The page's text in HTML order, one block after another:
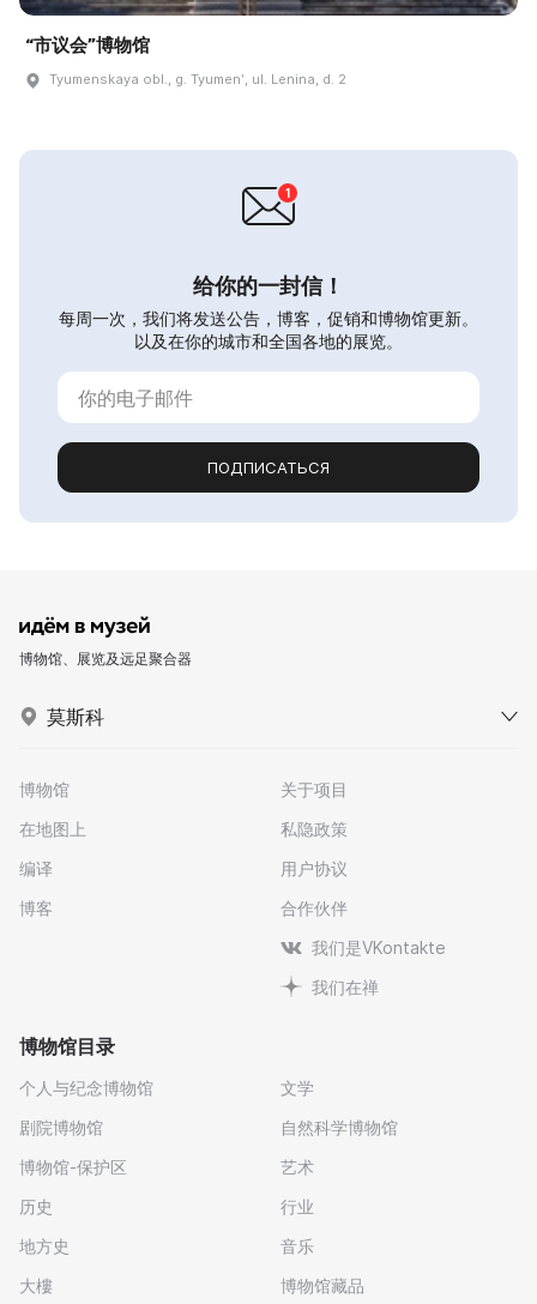
“市议会”博物馆
Tyumenskaya obl., g. Tyumenʹ, ul. Lenina, d. 2
给你的一封信！
每周一次，我们将发送公告，博客，促销和博物馆更新。
以及在你的城市和全国各地的展览。
ПОДПИСАТЬСЯ
博物馆、展览及远足聚合器
莫斯科
博物馆
在地图上
编译
博客
关于项目
私隐政策
用户协议
合作伙伴
我们是VKontakte
我们在禅
博物馆目录
个人与纪念博物馆
剧院博物馆
博物馆-保护区
历史
地方史
大樓
文学
自然科学博物馆
艺术
行业
音乐
博物馆藏品